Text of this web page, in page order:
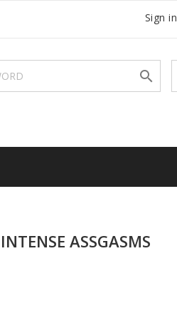
Sign in

ASSGASMS